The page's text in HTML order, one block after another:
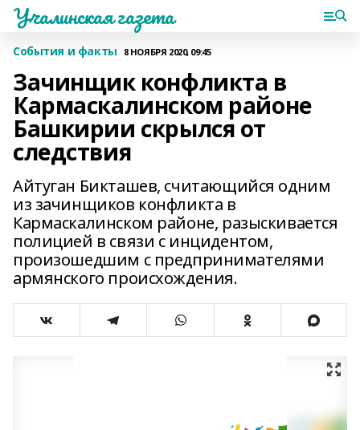
Учалинская газета
События и факты 8 НОЯБРЯ 2020, 09:45
Зачинщик конфликта в
Кармаскалинском районе
Башкирии скрылся от
следствия
Айтуган Бикташев, считающийся одним
из зачинщиков конфликта в
Кармаскалинском районе, разыскивается
полицией в связи с инцидентом,
произошедшим с предпринимателями
армянского происхождения.